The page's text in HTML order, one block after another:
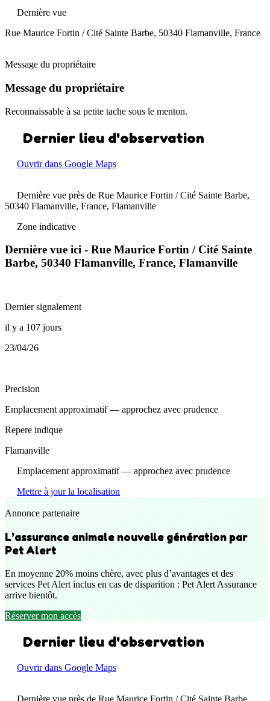
Dernière vue
Rue Maurice Fortin / Cité Sainte Barbe, 50340 Flamanville, France
Message du propriétaire
Message du propriétaire
Reconnaissable à sa petite tache sous le menton.
Dernier lieu d'observation
Ouvrir dans Google Maps
Dernière vue près de Rue Maurice Fortin / Cité Sainte Barbe,
50340 Flamanville, France, Flamanville
Zone indicative
Dernière vue ici - Rue Maurice Fortin / Cité Sainte
Barbe, 50340 Flamanville, France, Flamanville
Dernier signalement
il y a 107 jours
23/04/26
Precision
Emplacement approximatif — approchez avec prudence
Repere indique
Flamanville
Emplacement approximatif — approchez avec prudence
Mettre à jour la localisation
Annonce partenaire
L’assurance animale nouvelle génération par
Pet Alert
En moyenne 20% moins chère, avec plus d’avantages et des
services Pet Alert inclus en cas de disparition : Pet Alert Assurance
arrive bientôt.
Réserver mon accès
Dernier lieu d'observation
Ouvrir dans Google Maps